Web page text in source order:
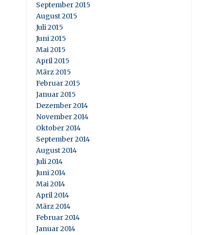
September 2015
August 2015
Juli 2015
Juni 2015
Mai 2015
April 2015
März 2015
Februar 2015
Januar 2015
Dezember 2014
November 2014
Oktober 2014
September 2014
August 2014
Juli 2014
Juni 2014
Mai 2014
April 2014
März 2014
Februar 2014
Januar 2014